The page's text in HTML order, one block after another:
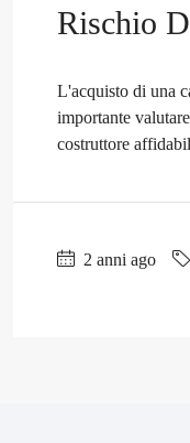
Rischio
L'acquisto di una
importante
costruttore
2 anni ago